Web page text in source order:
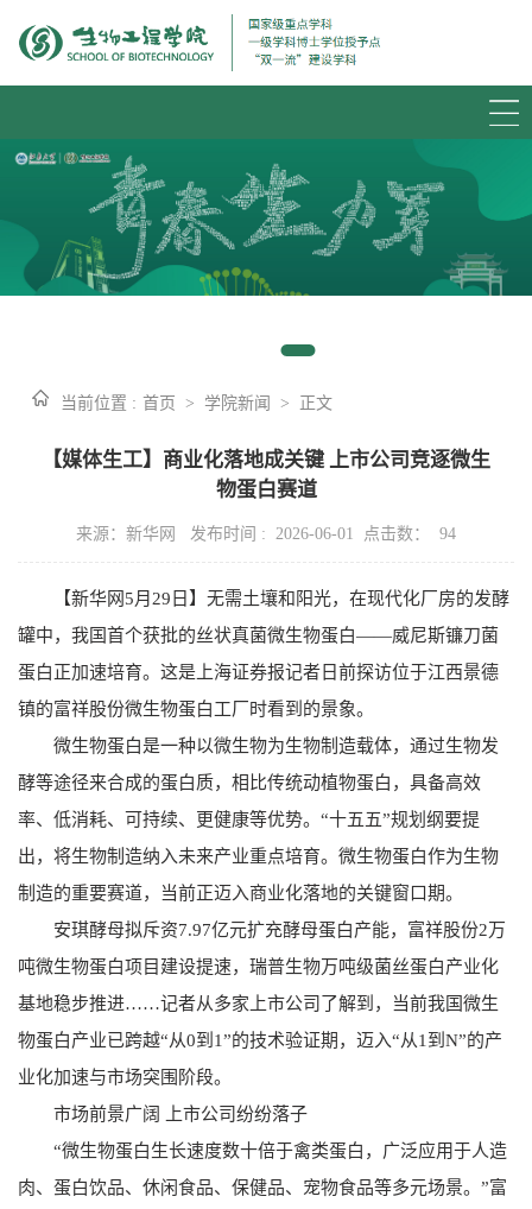
当前位置 : 首页 > 学院新闻 > 正文
【媒体生工】商业化落地成关键 上市公司竞逐微生
物蛋白赛道
来源：新华网 发布时间 : 2026-06-01 点击数： 94
【新华网5月29日】无需土壤和阳光，在现代化厂房的发酵
罐中，我国首个获批的丝状真菌微生物蛋白——威尼斯镰刀菌
蛋白正加速培育。这是上海证券报记者日前探访位于江西景德
镇的富祥股份微生物蛋白工厂时看到的景象。
微生物蛋白是一种以微生物为生物制造载体，通过生物发
酵等途径来合成的蛋白质，相比传统动植物蛋白，具备高效
率、低消耗、可持续、更健康等优势。“十五五”规划纲要提
出，将生物制造纳入未来产业重点培育。微生物蛋白作为生物
制造的重要赛道，当前正迈入商业化落地的关键窗口期。
安琪酵母拟斥资7.97亿元扩充酵母蛋白产能，富祥股份2万
吨微生物蛋白项目建设提速，瑞普生物万吨级菌丝蛋白产业化
基地稳步推进……记者从多家上市公司了解到，当前我国微生
物蛋白产业已跨越“从0到1”的技术验证期，迈入“从1到N”的产
业化加速与市场突围阶段。
市场前景广阔 上市公司纷纷落子
“微生物蛋白生长速度数十倍于禽类蛋白，广泛应用于人造
肉、蛋白饮品、休闲食品、保健品、宠物食品等多元场景。”富